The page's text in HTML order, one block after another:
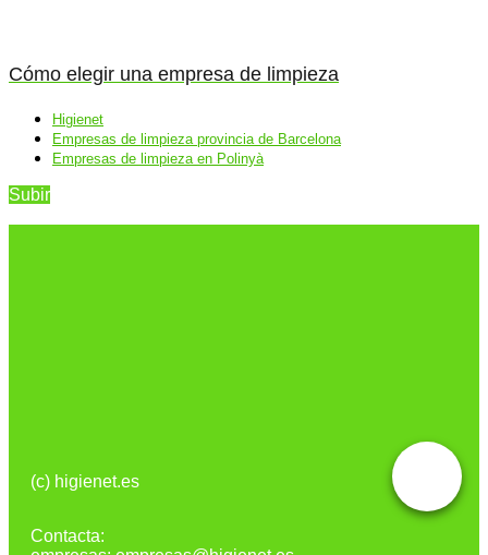
Cómo elegir una empresa de limpieza
Higienet
Empresas de limpieza provincia de Barcelona
Empresas de limpieza en Polinyà
Subir
(c) higienet.es
Contacta: